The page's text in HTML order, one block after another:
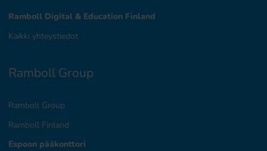
Ramboll Digital & Education Finland
Kaikki yhteystiedot
Ramboll Group
Ramboll Group
Ramboll Finland
Espoon pääkonttori